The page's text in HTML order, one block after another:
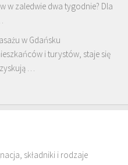
w zaledwie dwa tygodnie? Dla
w Gdańsku
i turystów, staje się
…
składniki i rodzaje